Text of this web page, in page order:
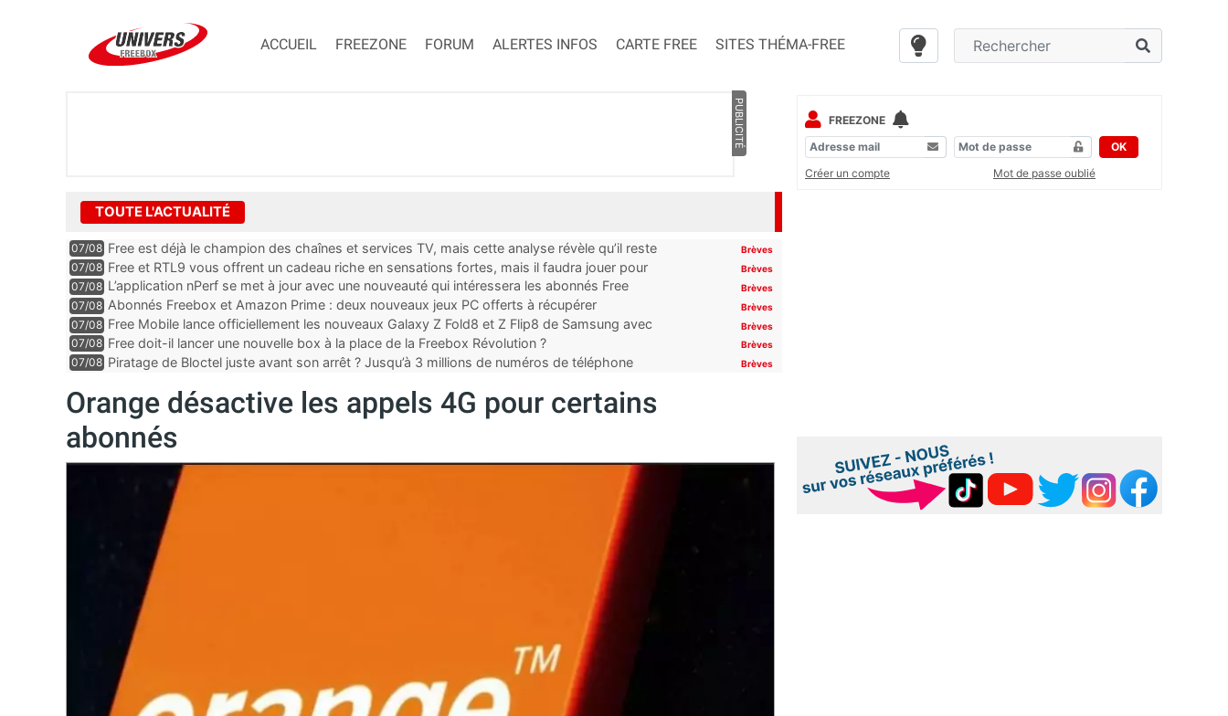
ACCUEIL FREEZONE FORUM ALERTES INFOS CARTE FREE SITES THÉMA-FREE
PUBLICITÉ
TOUTE L'ACTUALITÉ
07/08 Free est déjà le champion des chaînes et services TV, mais cette analyse révèle qu’il reste
encore au moin...
Brèves
07/08 Free et RTL9 vous offrent un cadeau riche en sensations fortes, mais il faudra jouer pour
l’obtenir
Brèves
07/08 L’application nPerf se met à jour avec une nouveauté qui intéressera les abonnés Free
Mobile, Orange, SFR ...
Brèves
07/08 Abonnés Freebox et Amazon Prime : deux nouveaux jeux PC offerts à récupérer Brèves
07/08 Free Mobile lance officiellement les nouveaux Galaxy Z Fold8 et Z Flip8 de Samsung avec
des promos et des cadeaux
Brèves
07/08 Free doit-il lancer une nouvelle box à la place de la Freebox Révolution ? Brèves
07/08 Piratage de Bloctel juste avant son arrêt ? Jusqu’à 3 millions de numéros de téléphone
Brèves
Orange désactive les appels 4G pour certains
abonnés
FREEZONE
OK
Créer un compte
Mot de passe oublié